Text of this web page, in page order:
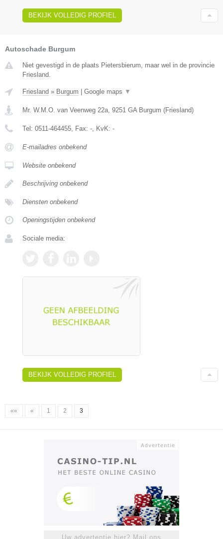
BEKIJK VOLLEDIG PROFIEL
Autoschade Burgum
Niet gevestigd in de plaats Pietersbierum, maar wel in de provincie
Friesland.
Friesland » Burgum Google maps ▼
Mr. W.M.O. van Veenweg 22a, 9251 GA Burgum (Friesland)
Tel: 0511-464455, Fax: -, KvK: -
E-mailadres onbekend
Website onbekend
Beschrijving onbekend
Diensten onbekend
Openingstijden onbekend
Sociale media:
BEKIJK VOLLEDIG PROFIEL
«« « 1 2 3
Uw advertentie hier? Mail ons